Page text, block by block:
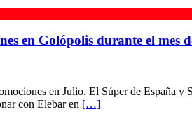
en Golópolis durante el mes
en Julio. El Súper de España
con Elebar en […]